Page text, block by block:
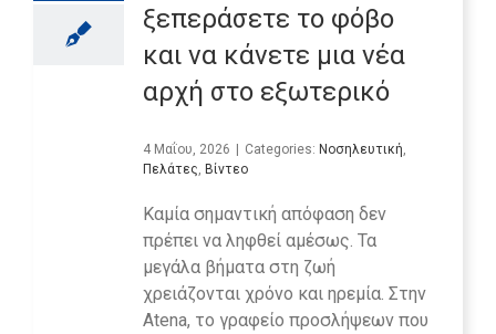
ξεπεράσετε το φόβο
και να κάνετε μια νέα
αρχή στο εξωτερικό
4 Μαΐου, 2026 Categories: Νοσηλευτική,
Πελάτες, Βίντεο
Καμία σημαντική απόφαση δεν
πρέπει να ληφθεί αμέσως. Τα
μεγάλα βήματα στη ζωή
χρειάζονται χρόνο και ηρεμία. Στην
Atena, το γραφείο προσλήψεων που